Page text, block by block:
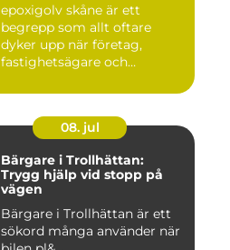
epoxigolv skåne är ett
begrepp som allt oftare
dyker upp när företag,
fastighetsägare och
08. jul
Bärgare i Trollhättan:
Trygg hjälp vid stopp på
vägen
Bärgare i Trollhättan är ett
sökord många använder när